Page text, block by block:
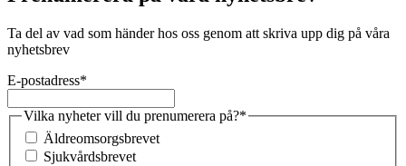
Ta del av vad som händer hos oss genom att skriva upp dig på våra
nyhetsbrev
E-postadress*
Vilka nyheter vill du prenumerera på?*
Äldreomsorgsbrevet
Sjukvårdsbrevet